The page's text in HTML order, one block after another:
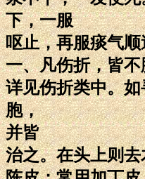
下，一服
呕止，再服痰气顺
一、凡伤折，皆
详见伤折类中。
胞，
并皆
治之。在头上则